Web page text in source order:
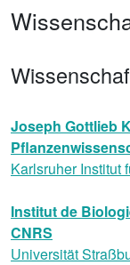
Joseph Gottlieb
Karlsruher Institut
Institut de
CNRS
Universität